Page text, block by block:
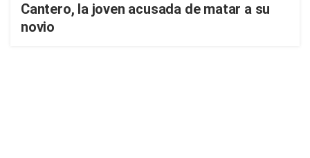
Cantero, la joven acusada de matar a su
novio